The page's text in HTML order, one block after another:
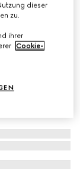
dieser
zu.
ihrer
Cookie-